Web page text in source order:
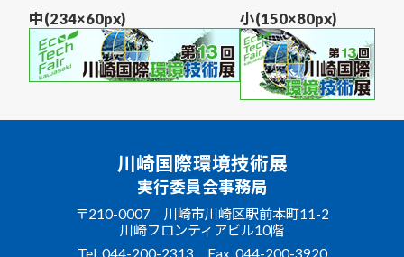
中(234×60px) 小(150×80px)
川崎国際環境技術展
実行委員会事務局
〒210-0007 川崎市川崎区駅前本町11-2
川崎フロンティアビル10階
Tel.044-200-2313 Fax. 044-200-3920